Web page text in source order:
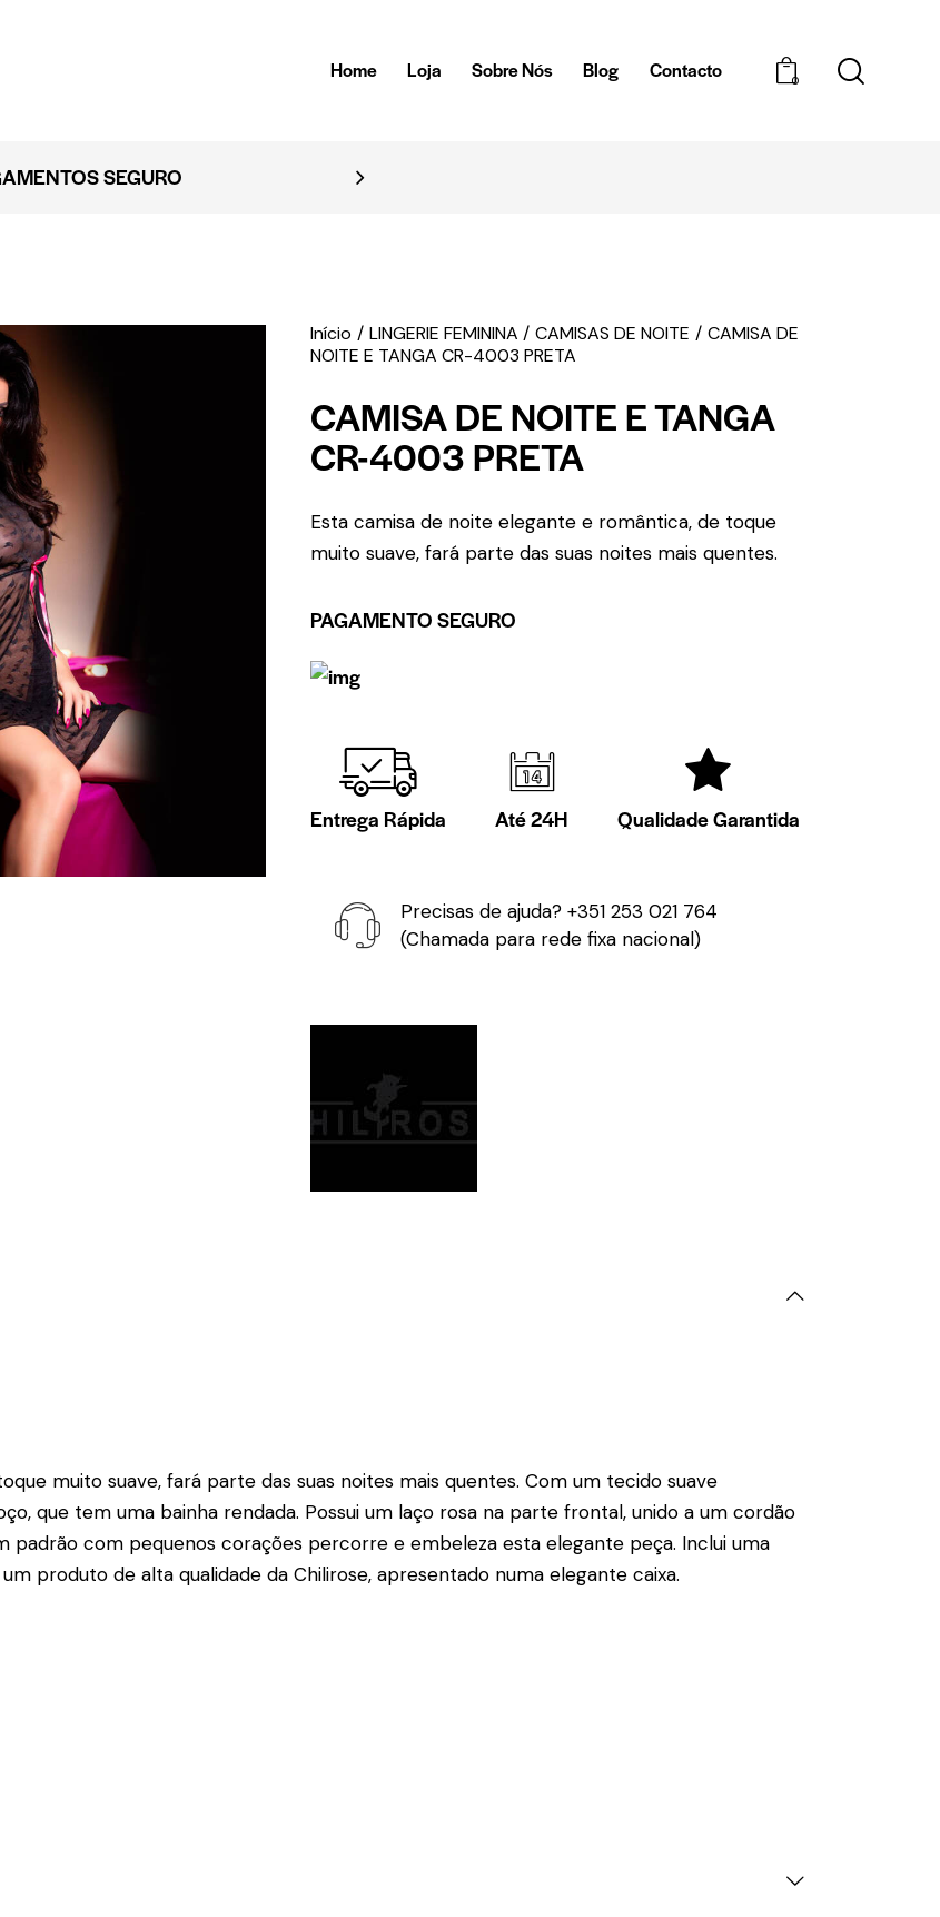
Home Loja Sobre Nós Blog Contacto 0
SEGURO
Início LINGERIE FEMININA CAMISAS DE NOITE
CAMISA DE
NOITE E TANGA CR-4003 PRETA
CAMISA DE NOITE E TANGA
CR-4003 PRETA
Esta camisa de noite elegante e romântica, de toque
muito suave, fará parte das suas noites mais quentes.
PAGAMENTO SEGURO
Entrega Rápida Até 24H Qualidade Garantida
Precisas de ajuda? +351 253 021 764
(Chamada para rede fixa nacional)
muito suave, fará parte das suas noites mais quentes. Com um tecido suave
que tem uma bainha rendada. Possui um laço rosa na parte frontal, unido a um cordão
padrão com pequenos corações percorre e embeleza esta elegante peça. Inclui uma
produto de alta qualidade da Chilirose, apresentado numa elegante caixa.